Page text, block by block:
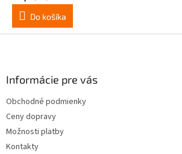
Do košíka
Informácie pre vás
Obchodné podmienky
Ceny dopravy
Možnosti platby
Kontakty